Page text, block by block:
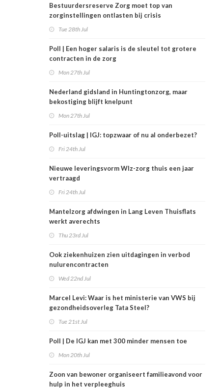
Bestuurdersreserve Zorg moet top van
zorginstellingen ontlasten bij crisis
Tue 28th Jul
Poll | Een hoger salaris is de sleutel tot grotere
contracten in de zorg
Mon 27th Jul
Nederland gidsland in Huntingtonzorg, maar
bekostiging blijft knelpunt
Mon 27th Jul
Poll-uitslag | IGJ: topzwaar of nu al onderbezet?
Fri 24th Jul
Nieuwe leveringsvorm Wlz-zorg thuis een jaar
vertraagd
Fri 24th Jul
Mantelzorg afdwingen in Lang Leven Thuisflats
werkt averechts
Thu 23rd Jul
Ook ziekenhuizen zien uitdagingen in verbod
nulurencontracten
Wed 22nd Jul
Marcel Levi: Waar is het ministerie van VWS bij
gezondheidsoverleg Tata Steel?
Tue 21st Jul
Poll | De IGJ kan met 300 minder mensen toe
Mon 20th Jul
Zoon van bewoner organiseert familieavond voor
hulp in het verpleeghuis